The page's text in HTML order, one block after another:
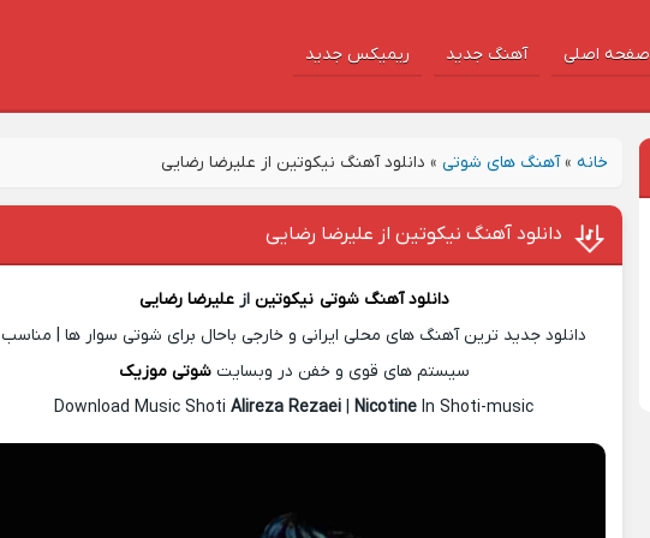
صفحه اصلی آهنگ‌ جدید ریمیکس جدید
خانه »آهنگ های شوتی » دانلود آهنگ نیکوتین از علیرضا رضایی
دانلود آهنگ نیکوتین از علیرضا رضایی
دانلود آهنگ شوتی نیکوتین ازعلیرضا رضایی
دانلود جدید ترین آهنگ های محلی ایرانی و خارجی باحال برای شوتی سوار ها | مناسب
سیستم های قوی و خفن در وبسایتشوتی موزیک
Download Music ShotiAlireza Rezaei |Nicotine In Shoti-music